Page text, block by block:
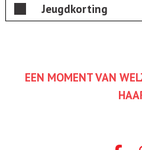
Jeugdkorting
EEN MOMENT VAN